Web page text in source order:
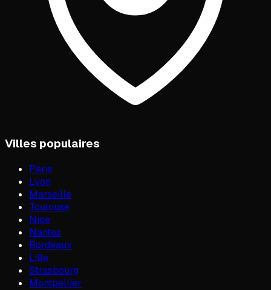
Villes populaires
Paris
Lyon
Marseille
Toulouse
Nice
Nantes
Bordeaux
Lille
Strasbourg
Montpellier